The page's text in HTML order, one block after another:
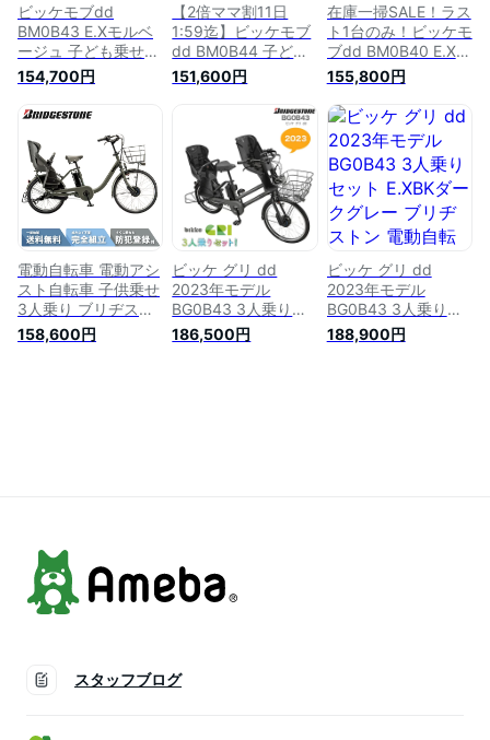
ビッケモブdd
BM0B43 E.Xモルベ
ージュ 子ども乗せ
後ろ子供乗せセット
bikke ブリヂストン
24/20インチ14.3Ah
ジストン ビッケ モ
ブ 子供乗せ自転車
電動自転車 電動アシ
スト自転車 3人乗り
自転車 防犯登録無料
154,700円
【2倍ママ割11日
1:59迄】ビッケモブ
dd BM0B44 子ども
乗せ 後ろ子供乗せセ
ット E.Xモルベージ
ュ bikke ブリヂスト
ン 24インチ 20イン
チ14.3Ah 2024年モ
デル ビッケ モブ 子
供乗せ自転車 電動自
転車 電動アシスト自
転車 3人乗り対応 防
犯登録無料
151,600円
在庫一掃SALE！ラス
ト1台のみ！ビッケモ
ブdd BM0B40 E.Xモ
ルベージュ 後ろ子供
乗せセット bikke ブ
リヂストン 24/20イ
ンチ14.3Ah ブリジ
ストン ビッケ モブ
子供乗せ自転車 電動
自転車 電動アシスト
自転車 3人乗り自転
車 電動 子ども乗せ
防犯登録無料
155,800円
電動自転車 電動アシ
スト自転車 子供乗せ
3人乗り ブリヂスト
ン ビッケモブ bikke
mob dd 20型
158,600円
ビッケ グリ dd
2023年モデル
BG0B43 3人乗りセ
ット E.XBKダークグ
レー ブリヂストン
186,500円
ビッケ グリ dd
2023年モデル
BG0B43 3人乗りセ
ット E.XBKダークグ
レー ブリヂストン
188,900円
スタッフブログ